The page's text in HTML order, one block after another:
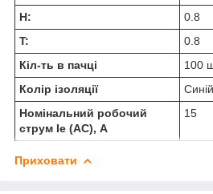
H:
0.8
T:
0.8
Кіл-ть в пачці
100
Колір ізоляції
Синій
Номінальний робочий
струм Ie (AC), А
15
Приховати